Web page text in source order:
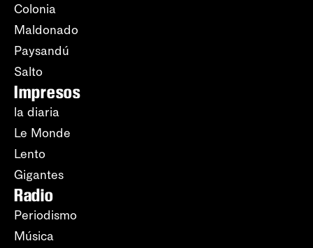
Colonia
Maldonado
Paysandú
Salto
Impresos
la diaria
Le Monde
Lento
Gigantes
Radio
Periodismo
Música